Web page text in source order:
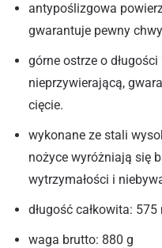
antypoślizgowa
gwarantuje pewny
górne ostrze o
nieprzywierającą,
cięcie.
wykonane ze stali
nożyce wyróżniają się
wytrzymałości i
długość całkowita: 575
waga brutto: 880 g